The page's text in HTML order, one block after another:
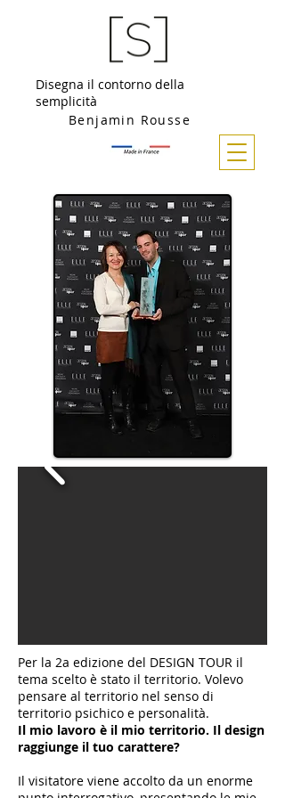
Benjamin Rousse
Disegna il contorno della
semplicità
Per la 2a edizione del DESIGN TOUR il
tema scelto è stato il territorio. Volevo
pensare al territorio nel senso di
territorio psichico e personalità.
Il mio lavoro è il mio territorio. Il design
raggiunge il tuo carattere?
Il visitatore viene accolto da un enorme